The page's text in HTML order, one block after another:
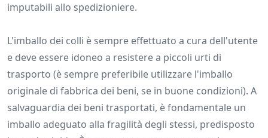
imputabili allo spedizioniere.
L'imballo dei colli è sempre effettuato a cura dell'utente
e deve essere idoneo a resistere a piccoli urti di
trasporto (è sempre preferibile utilizzare l'imballo
originale di fabbrica dei beni, se in buone condizioni). A
salvaguardia dei beni trasportati, è fondamentale un
imballo adeguato alla fragilità degli stessi, predisposto